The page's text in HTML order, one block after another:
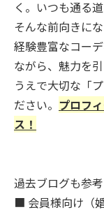
く。いつも通る
そんな前向きに
経験豊富なコー
ながら、魅力を
うえで大切な「
ださい。 プロフ
ス！
過去ブログも参考
■ 会員様向け（